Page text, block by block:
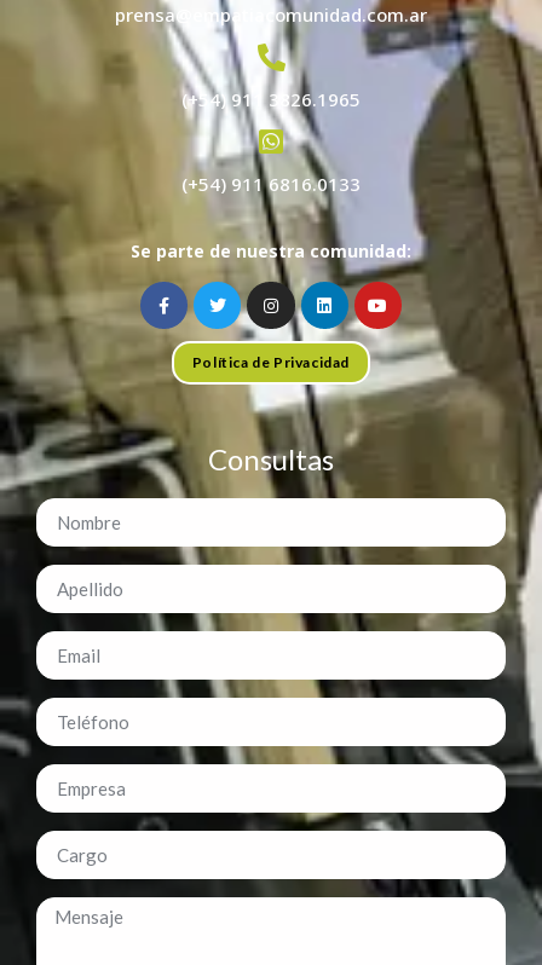
prensa@empatiacomunidad.com.ar
(+54) 911 3826.1965
(+54) 911 6816.0133
Se parte de nuestra comunidad:
Política de Privacidad
Consultas